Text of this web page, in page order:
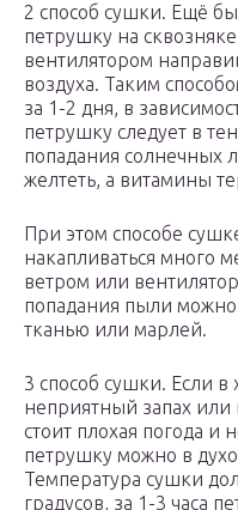
2 способ сушки. Ещё
петрушку на
вентилятором
воздуха. Таким
за 1-2 дня, в
петрушку следует в
попадания солнечных
желтеть, а витамины
При этом способе
накапливаться много
ветром или
попадания пыли
тканью или марлей.
3 способ сушки. Если
неприятный запах или
стоит плохая погода и
петрушку можно в
Температура сушки
градусов, за 1-3 часа